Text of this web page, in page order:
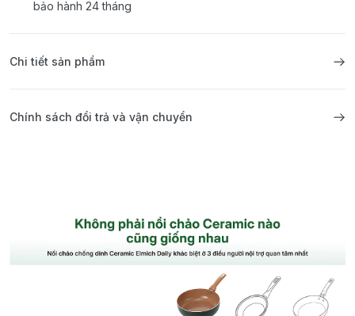
bảo hành 24 tháng
Chi tiết sản phẩm
Chính sách đổi trả và vận chuyển